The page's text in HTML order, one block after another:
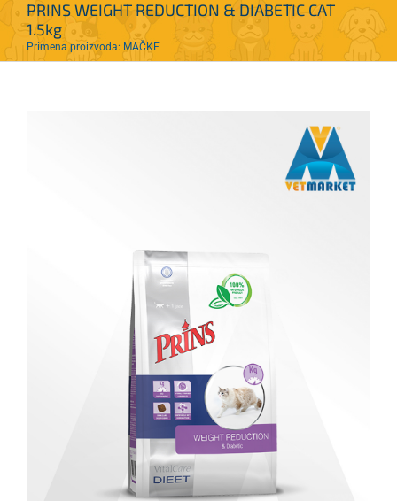
PRINS WEIGHT REDUCTION & DIABETIC CAT
1.5kg
Primena proizvoda: MAČKE